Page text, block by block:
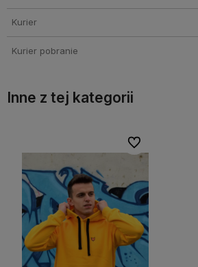
Kurier
Kurier pobranie
Inne z tej kategorii
Do ulubionych
Do ulubionych